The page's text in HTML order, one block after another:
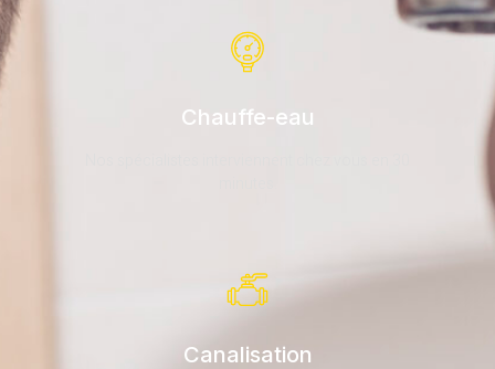
Chauffe-eau
Canalisation